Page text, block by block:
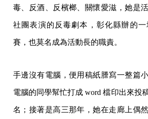
毒、反酒、反檳榔、關懷愛滋，她是
社團表演的反毒劇本，彰化縣辦的
賽，也莫名成為活動長的職責。
手邊沒有電腦，便用稿紙謄寫一整篇
電腦的同學幫忙打成 word 檔印出來投
名；接著是高三那年，她在走廊上偶